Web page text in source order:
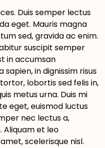
Duis semper lectus
eget. Mauris magna
sed, gravida ac enim.
suscipit semper
in accumsan
in dignissim risus
lobortis sed felis in,
metus urna. Duis mi
eget, euismod luctus
nec lectus a,
Aliquam et leo
scelerisque nisl.